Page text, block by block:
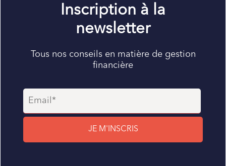
Inscription à la
newsletter
Tous nos conseils en matière de gestion
financière